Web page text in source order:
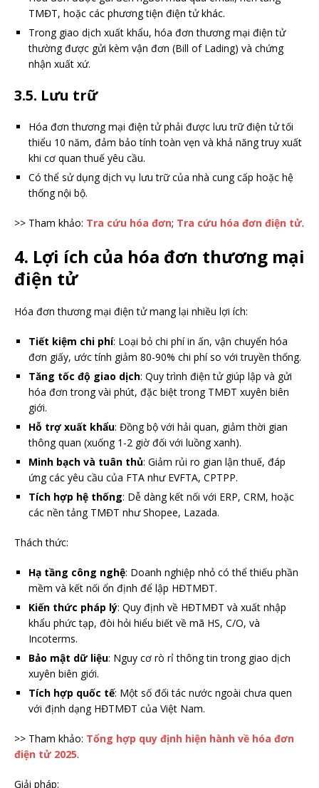
TMĐT, hoặc các phương tiện điện tử khác.
Trong giao dịch xuất khẩu, hóa đơn thương mại điện tử
thường được gửi kèm vận đơn (Bill of Lading) và chứng
nhận xuất xứ.
3.5. Lưu trữ
Hóa đơn thương mại điện tử phải được lưu trữ điện tử tối
thiểu 10 năm, đảm bảo tính toàn vẹn và khả năng truy xuất
khi cơ quan thuế yêu cầu.
Có thể sử dụng dịch vụ lưu trữ của nhà cung cấp hoặc hệ
thống nội bộ.
>> Tham khảo: Tra cứu hóa đơn; Tra cứu hóa đơn điện tử.
4. Lợi ích của hóa đơn thương mại
điện tử
Hóa đơn thương mại điện tử mang lại nhiều lợi ích:
Tiết kiệm chi phí: Loại bỏ chi phí in ấn, vận chuyển hóa
đơn giấy, ước tính giảm 80-90% chi phí so với truyền thống.
Tăng tốc độ giao dịch: Quy trình điện tử giúp lập và gửi
hóa đơn trong vài phút, đặc biệt trong TMĐT xuyên biên
giới.
Hỗ trợ xuất khẩu: Đồng bộ với hải quan, giảm thời gian
thông quan (xuống 1-2 giờ đối với luồng xanh).
Minh bạch và tuân thủ: Giảm rủi ro gian lận thuế, đáp
ứng các yêu cầu của FTA như EVFTA, CPTPP.
Tích hợp hệ thống: Dễ dàng kết nối với ERP, CRM, hoặc
các nền tảng TMĐT như Shopee, Lazada.
Thách thức:
Hạ tầng công nghệ: Doanh nghiệp nhỏ có thể thiếu phần
mềm và kết nối ổn định để lập HĐTMĐT.
Kiến thức pháp lý: Quy định về HĐTMĐT và xuất nhập
khẩu phức tạp, đòi hỏi hiểu biết về mã HS, C/O, và
Incoterms.
Bảo mật dữ liệu: Nguy cơ rò rỉ thông tin trong giao dịch
xuyên biên giới.
Tích hợp quốc tế: Một số đối tác nước ngoài chưa quen
với định dạng HĐTMĐT của Việt Nam.
>> Tham khảo: Tổng hợp quy định hiện hành về hóa đơn
điện tử 2025.
Giải pháp: